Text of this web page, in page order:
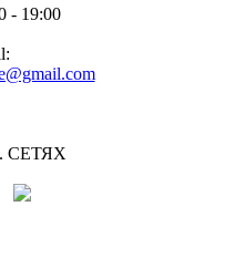
- 19:00
СЕТЯХ